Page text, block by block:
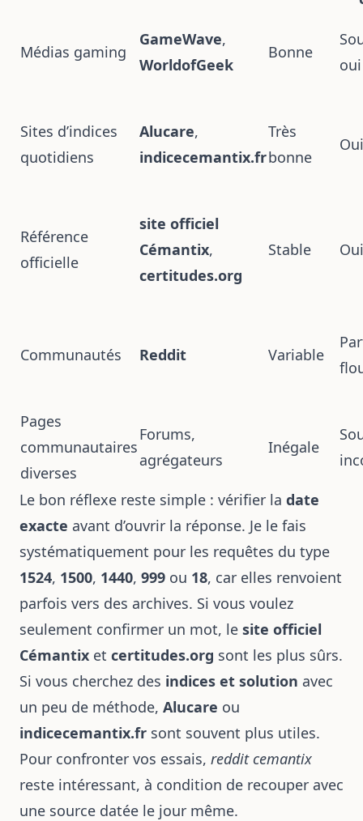
Médias gaming
GameWave,
WorldofGeek
Bonne
oui
Sites d’indices
quotidiens
Alucare,
indicecemantix.fr
Très
bonne
Oui
Référence
officielle
site officiel
Cémantix,
certitudes.org
Stable Oui
Communautés Reddit Variable
Pages
communautaires
diverses
Forums,
agrégateurs
Inégale
Le bon réflexe reste simple : vérifier la date
exacte avant d’ouvrir la réponse. Je le fais
systématiquement pour les requêtes du type
1524, 1500, 1440, 999 ou 18, car elles renvoient
parfois vers des archives. Si vous voulez
seulement confirmer un mot, le site officiel
Cémantix et certitudes.org sont les plus sûrs.
Si vous cherchez des indices et solution avec
un peu de méthode, Alucare ou
indicecemantix.fr sont souvent plus utiles.
Pour confronter vos essais, reddit cemantix
reste intéressant, à condition de recouper avec
une source datée le jour même.